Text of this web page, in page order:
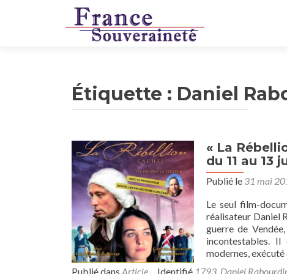
Étiquette : Daniel
« La
du 11 au 13
Publié le 31 mai
Le seul film-
réalisateur Daniel
guerre de
incontestables. Il
modernes,
Publié dans Article Identifié 1793, Daniel